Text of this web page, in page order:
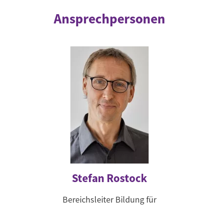
Ansprechpersonen
Stefan Rostock
Bereichsleiter Bildung für